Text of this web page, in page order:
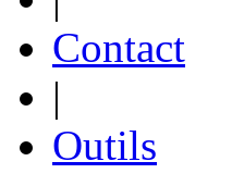
Contact
|
Outils